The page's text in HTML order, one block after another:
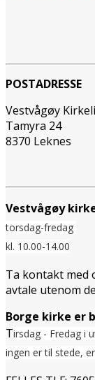
POSTADRESSE
Vestvågøy
Tamyra 24
8370 Leknes
Vestvågøy
torsdag-fredag
kl. 10.00-14.00
Ta kontakt med
avtale utenom
Borge kirke er
Tirsdag - Fredag i
ingen er til stede,